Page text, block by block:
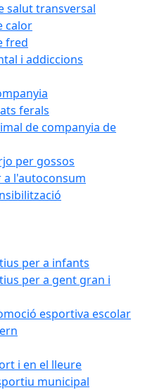
salut transversal
calor
fred
i addiccions
ferals
de companyia de
per gossos
a l'autoconsum
per a infants
per a gent gran i
esportiva escolar
i en el lleure
municipal